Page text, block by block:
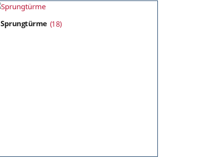
Sprungtürme (18)